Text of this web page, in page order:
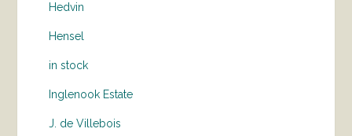
Hedvin
Hensel
in stock
Inglenook Estate
J. de Villebois